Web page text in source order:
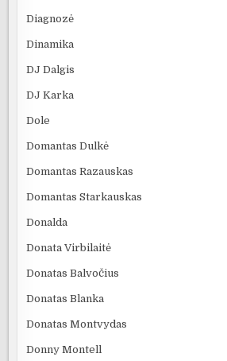
Diagnozė
Dinamika
DJ Dalgis
DJ Karka
Dole
Domantas Dulkė
Domantas Razauskas
Domantas Starkauskas
Donalda
Donata Virbilaitė
Donatas Balvočius
Donatas Blanka
Donatas Montvydas
Donny Montell